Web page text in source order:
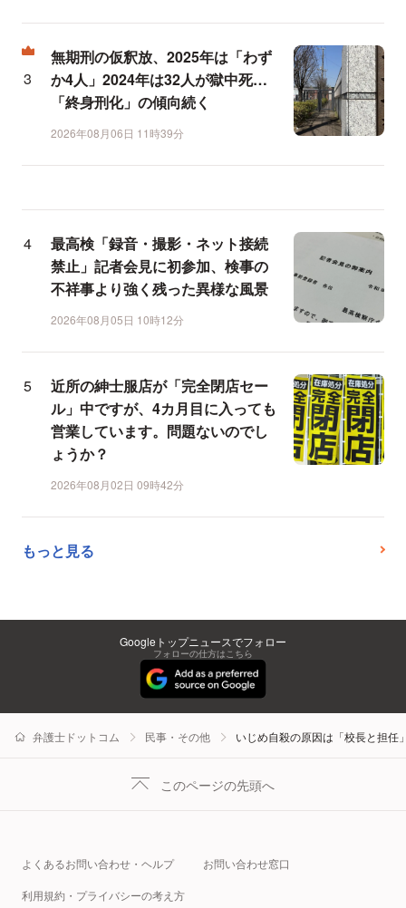
無期刑の仮釈放、2025年は「わず
か4人」2024年は32人が獄中死…
「終身刑化」の傾向続く
2026年08月06日 11時39分
最高検「録音・撮影・ネット接続
禁止」記者会見に初参加、検事の
不祥事より強く残った異様な風景
2026年08月05日 10時12分
近所の紳士服店が「完全閉店セー
ル」中ですが、4カ月目に入っても
営業しています。問題ないのでし
ょうか？
2026年08月02日 09時42分
もっと見る
Googleトップニュースでフォロー
フォローの仕方はこちら
弁護士ドットコム 民事・その他 いじめ自殺の原因は「校長と担
このページの先頭へ
よくあるお問い合わせ・ヘルプ お問い合わせ窓口
利用規約・プライバシーの考え方